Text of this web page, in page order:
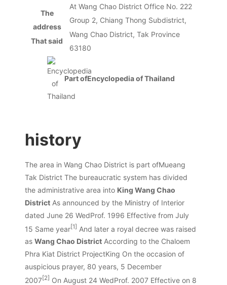
The
address
That said
At Wang Chao District Office No. 222
Group 2, Chiang Thong Subdistrict,
Wang Chao District, Tak Province
63180
Part ofEncyclopedia of Thailand
history
The area in Wang Chao District is part ofMueang
Tak District The bureaucratic system has divided
the administrative area into King Wang Chao
District As announced by the Ministry of Interior
dated June 26 WedProf. 1996 Effective from July
15 Same year[1] And later a royal decree was raised
as Wang Chao District According to the Chaloem
Phra Kiat District ProjectKing On the occasion of
auspicious prayer, 80 years, 5 December
2007[2] On August 24 WedProf. 2007 Effective on 8